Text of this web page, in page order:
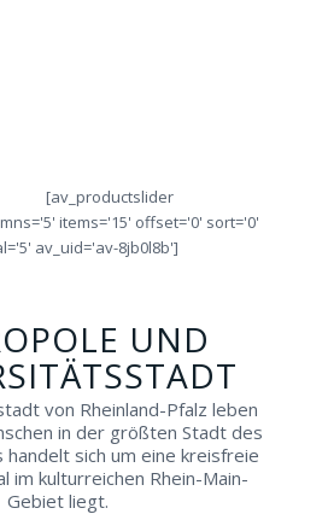
[av_productslider
items='15' offset='0' sort='0'
av_uid='av-8jb0l8b']
UND
von Rheinland-Pfalz leben
in der größten Stadt des
handelt sich um eine kreisfreie
im kulturreichen Rhein-Main-
Gebiet liegt.